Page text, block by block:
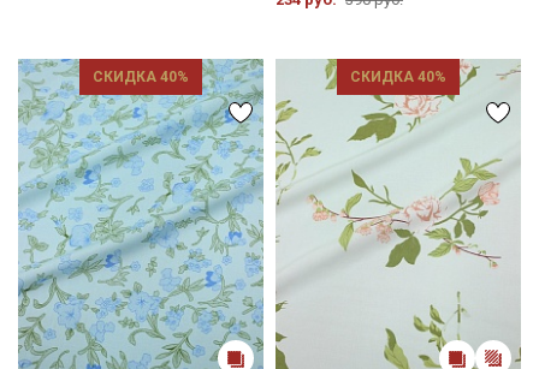
СКИДКА 40% СКИДКА 40%